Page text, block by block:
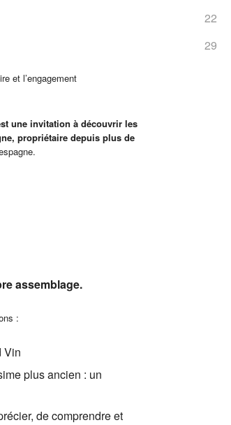
et l’engagement
une invitation à découvrir les
propriétaire depuis plus de
assemblage.
:
Vin
plus ancien : un
de comprendre et
22
29